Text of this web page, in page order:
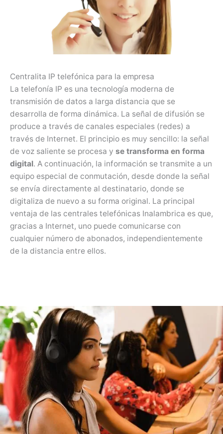
Centralita IP telefónica para la empresa
La telefonía IP es una tecnología moderna de
transmisión de datos a larga distancia que se
desarrolla de forma dinámica. La señal de difusión se
produce a través de canales especiales (redes) a
través de Internet. El principio es muy sencillo: la señal
de voz saliente se procesa y se transforma en forma
digital. A continuación, la información se transmite a un
equipo especial de conmutación, desde donde la señal
se envía directamente al destinatario, donde se
digitaliza de nuevo a su forma original. La principal
ventaja de las centrales telefónicas Inalambrica es que,
gracias a Internet, uno puede comunicarse con
cualquier número de abonados, independientemente
de la distancia entre ellos.